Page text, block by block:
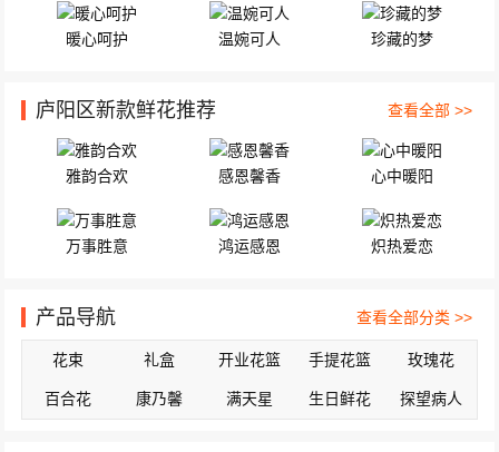
暖心呵护 温婉可人 珍藏的梦
庐阳区新款鲜花推荐 查看全部 >>
雅韵合欢 感恩馨香 心中暖阳
万事胜意 鸿运感恩 炽热爱恋
产品导航 查看全部分类 >>
花束 礼盒 开业花篮 手提花篮 玫瑰花
百合花 康乃馨 满天星 生日鲜花 探望病人